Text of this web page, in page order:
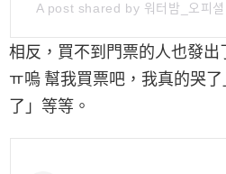
A post shared by
相反，買不到門票的人也發出
ㅠ嗚 幫我買票吧，我真的哭
了」等等。